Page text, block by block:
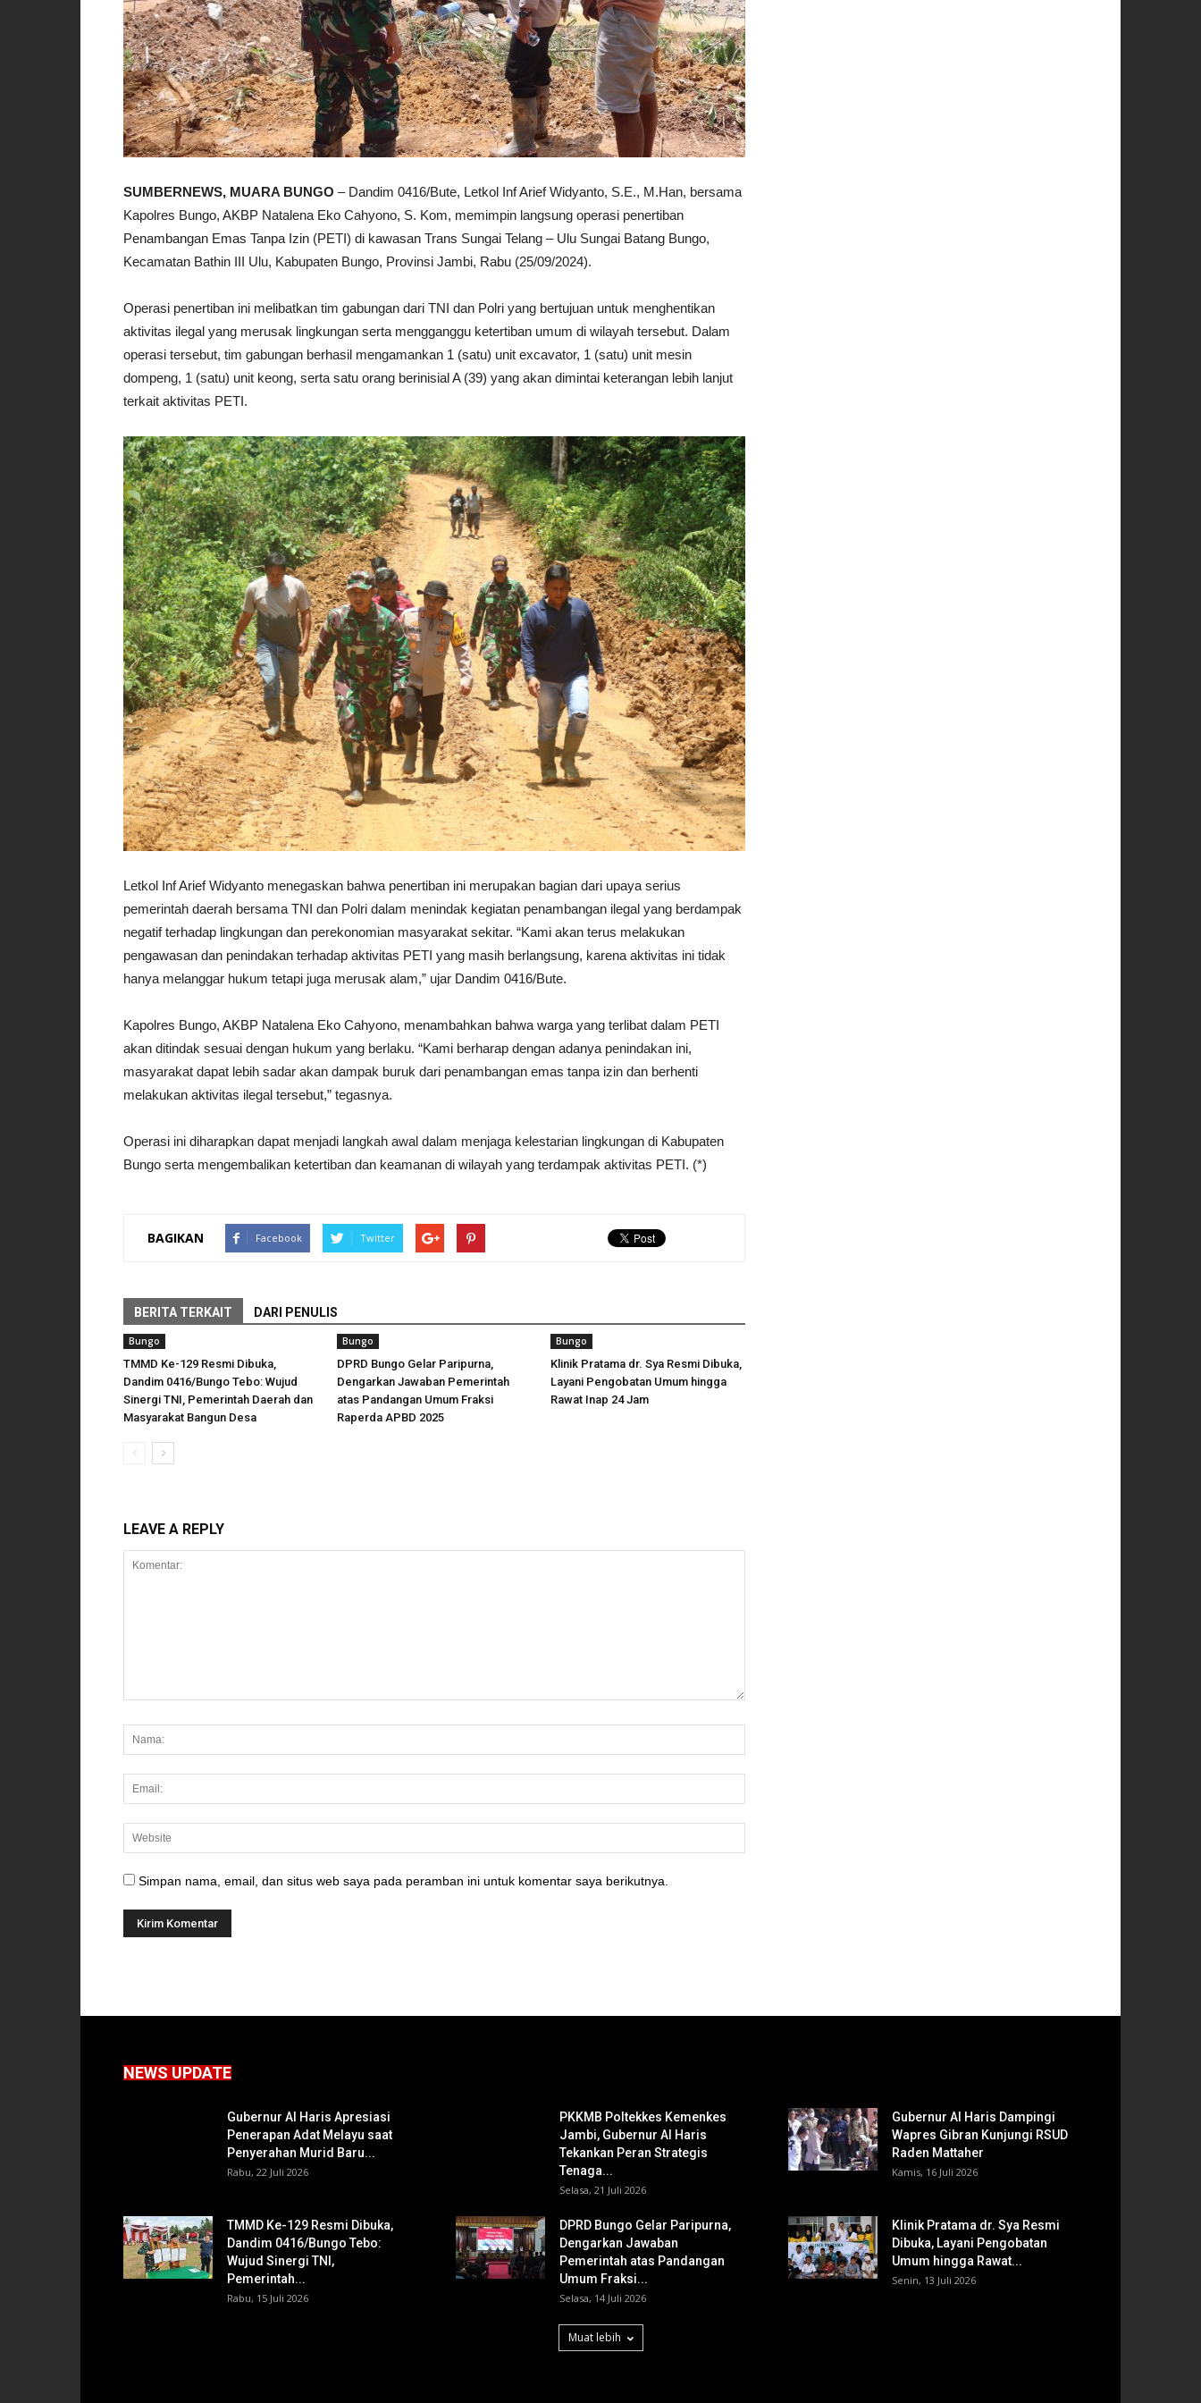
SUMBERNEWS, MUARA BUNGO – Dandim 0416/Bute, Letkol Inf Arief Widyanto, S.E., M.Han, bersama
Kapolres Bungo, AKBP Natalena Eko Cahyono, S. Kom, memimpin langsung operasi penertiban
Penambangan Emas Tanpa Izin (PETI) di kawasan Trans Sungai Telang – Ulu Sungai Batang Bungo,
Kecamatan Bathin III Ulu, Kabupaten Bungo, Provinsi Jambi, Rabu (25/09/2024).
Operasi penertiban ini melibatkan tim gabungan dari TNI dan Polri yang bertujuan untuk menghentikan
aktivitas ilegal yang merusak lingkungan serta mengganggu ketertiban umum di wilayah tersebut. Dalam
operasi tersebut, tim gabungan berhasil mengamankan 1 (satu) unit excavator, 1 (satu) unit mesin
dompeng, 1 (satu) unit keong, serta satu orang berinisial A (39) yang akan dimintai keterangan lebih lanjut
terkait aktivitas PETI.
Letkol Inf Arief Widyanto menegaskan bahwa penertiban ini merupakan bagian dari upaya serius
pemerintah daerah bersama TNI dan Polri dalam menindak kegiatan penambangan ilegal yang berdampak
negatif terhadap lingkungan dan perekonomian masyarakat sekitar. “Kami akan terus melakukan
pengawasan dan penindakan terhadap aktivitas PETI yang masih berlangsung, karena aktivitas ini tidak
hanya melanggar hukum tetapi juga merusak alam,” ujar Dandim 0416/Bute.
Kapolres Bungo, AKBP Natalena Eko Cahyono, menambahkan bahwa warga yang terlibat dalam PETI
akan ditindak sesuai dengan hukum yang berlaku. “Kami berharap dengan adanya penindakan ini,
masyarakat dapat lebih sadar akan dampak buruk dari penambangan emas tanpa izin dan berhenti
melakukan aktivitas ilegal tersebut,” tegasnya.
Operasi ini diharapkan dapat menjadi langkah awal dalam menjaga kelestarian lingkungan di Kabupaten
Bungo serta mengembalikan ketertiban dan keamanan di wilayah yang terdampak aktivitas PETI. (*)
BAGIKAN Facebook Twitter
BERITA TERKAIT DARI PENULIS
Bungo
TMMD Ke-129 Resmi Dibuka,
Dandim 0416/Bungo Tebo: Wujud
Sinergi TNI, Pemerintah Daerah dan
Masyarakat Bangun Desa
Bungo
DPRD Bungo Gelar Paripurna,
Dengarkan Jawaban Pemerintah
atas Pandangan Umum Fraksi
Raperda APBD 2025
Bungo
Klinik Pratama dr. Sya Resmi Dibuka,
Layani Pengobatan Umum hingga
Rawat Inap 24 Jam
LEAVE A REPLY
Simpan nama, email, dan situs web saya pada peramban ini untuk komentar saya berikutnya.
NEWS UPDATE
Gubernur Al Haris Apresiasi
Penerapan Adat Melayu saat
Penyerahan Murid Baru...
Rabu, 22 Juli 2026
PKKMB Poltekkes Kemenkes
Jambi, Gubernur Al Haris
Tekankan Peran Strategis
Tenaga...
Selasa, 21 Juli 2026
Gubernur Al Haris Dampingi
Wapres Gibran Kunjungi RSUD
Raden Mattaher
Kamis, 16 Juli 2026
TMMD Ke-129 Resmi Dibuka,
Dandim 0416/Bungo Tebo:
Wujud Sinergi TNI,
Pemerintah...
Rabu, 15 Juli 2026
DPRD Bungo Gelar Paripurna,
Dengarkan Jawaban
Pemerintah atas Pandangan
Umum Fraksi...
Selasa, 14 Juli 2026
Klinik Pratama dr. Sya Resmi
Dibuka, Layani Pengobatan
Umum hingga Rawat...
Senin, 13 Juli 2026
Muat lebih